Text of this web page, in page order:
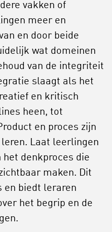
vakken of
meer en
en door beide
wat domeinen
van de integriteit
slaagt als het
en kritisch
heen, tot
en proces zijn
Laat leerlingen
denkproces die
maken. Dit
en biedt leraren
het begrip en de